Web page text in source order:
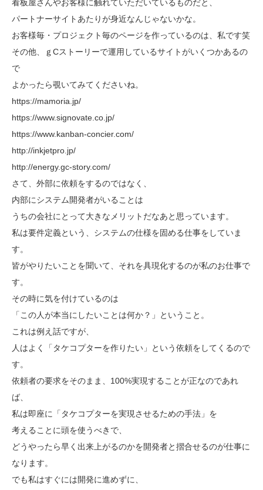
看板屋さんやお客様に触れていただいているものだと、
パートナーサイトあたりが身近なんじゃないかな。
お客様毎・プロジェクト毎のページを作っているのは、私です笑
その他、ｇCストーリーで運用しているサイトがいくつかあるの
で
よかったら覗いてみてくださいね。
https://mamoria.jp/
https://www.signovate.co.jp/
https://www.kanban-concier.com/
http://inkjetpro.jp/
http://energy.gc-story.com/
さて、外部に依頼をするのではなく、
内部にシステム開発者がいることは
うちの会社にとって大きなメリットだなあと思っています。
私は要件定義という、システムの仕様を固める仕事をしていま
す。
皆がやりたいことを聞いて、それを具現化するのが私のお仕事で
す。
その時に気を付けているのは
「この人が本当にしたいことは何か？」ということ。
これは例え話ですが、
人はよく「タケコプターを作りたい」という依頼をしてくるので
す。
依頼者の要求をそのまま、100%実現することが正なのであれ
ば、
私は即座に「タケコプターを実現させるための手法」を
考えることに頭を使うべきで、
どうやったら早く出来上がるのかを開発者と摺合せるのが仕事に
なります。
でも私はすぐには開発に進めずに、